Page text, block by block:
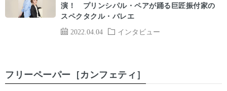
2022.04.04 インタビュー
演！ プリンシパル・ペアが踊る巨匠振付家の
スペクタクル・バレエ
フリーペーパー［カンフェティ］